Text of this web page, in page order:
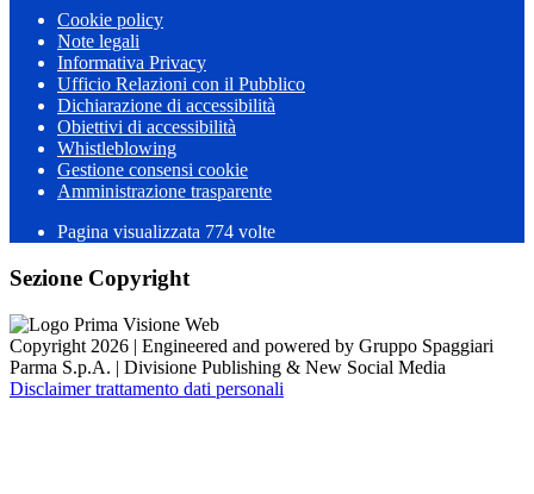
Cookie policy
Note legali
Informativa Privacy
Ufficio Relazioni con il Pubblico
Dichiarazione di accessibilità
Obiettivi di accessibilità
Whistleblowing
Gestione consensi cookie
Amministrazione trasparente
Pagina visualizzata 774 volte
Sezione Copyright
Copyright 2026 | Engineered and powered by Gruppo Spaggiari
Parma S.p.A. | Divisione Publishing & New Social Media
Disclaimer trattamento dati personali